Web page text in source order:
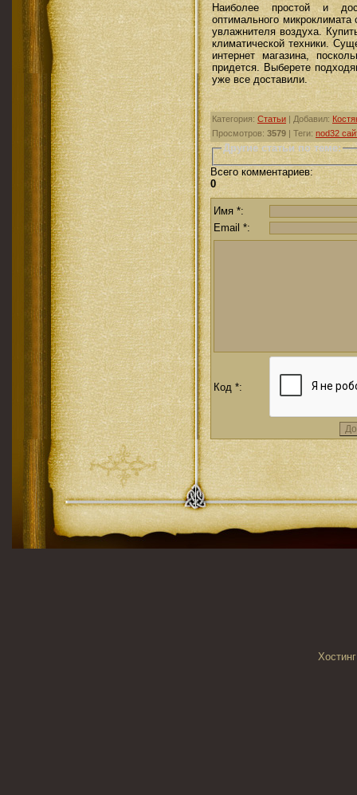
Наиболее простой и
оптимального
увлажнителя воздуха.
климатической техники.
интернет магазина,
придется. Выберете
уже все доставили.
Категория: Статьи Добавил:
Просмотров: 3579 Теги: nod32
Другие статьи по теме:
Всего комментариев:
0
Имя *:
Email *:
Код *: